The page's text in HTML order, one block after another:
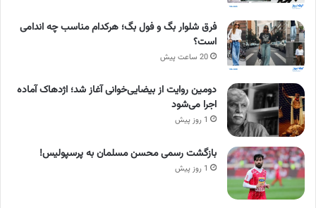
فرق شلوار بگ و فول بگ؛ هرکدام مناسب چه اندامی
است؟
20 ساعت پیش
دومین روایت از بیضایی‌خوانی آغاز شد؛ اژدهاک آماده
اجرا می‌شود
1 روز پیش
بازگشت رسمی محسن مسلمان به پرسپولیس!
1 روز پیش